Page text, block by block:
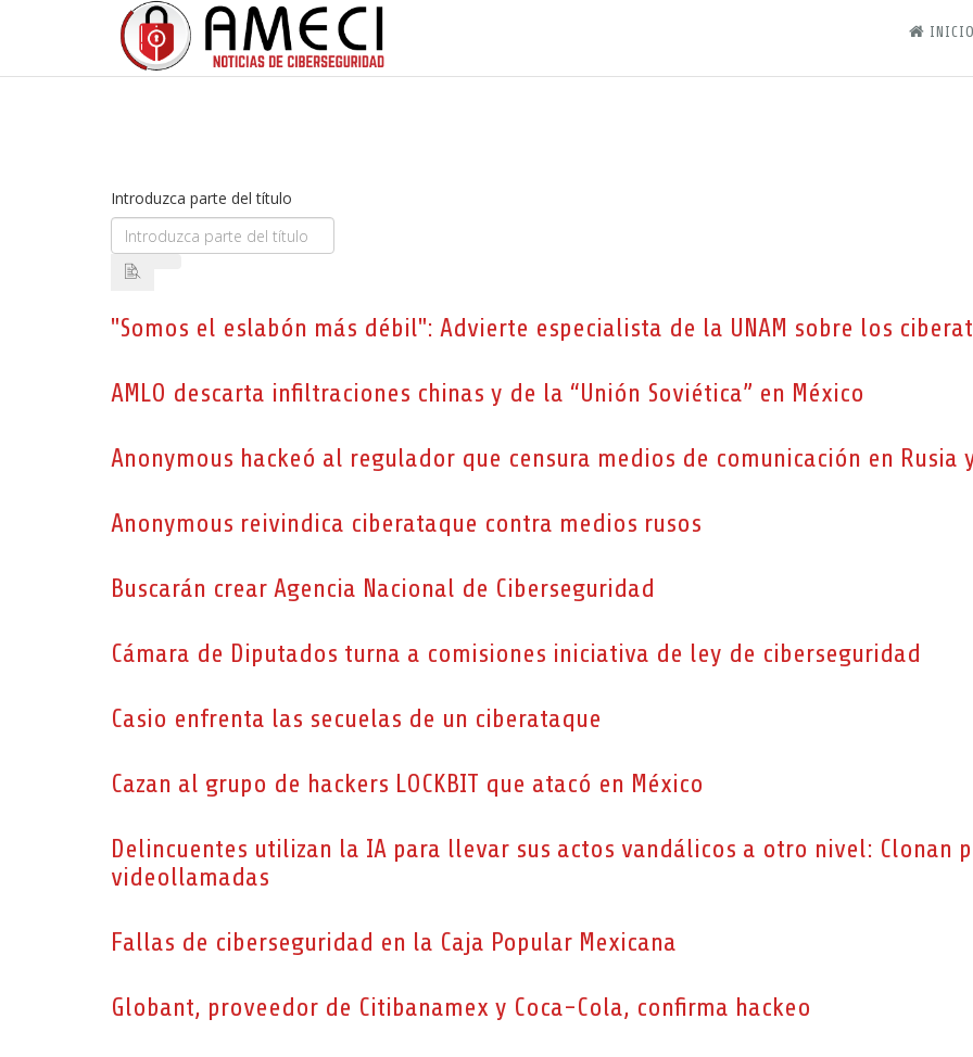
Introduzca parte del título
"Somos el eslabón más débil": Advierte especialista de la UNAM sobre los
AMLO descarta infiltraciones chinas y de la “Unión Soviética” en México
Anonymous hackeó al regulador que censura medios de comunicación en
Anonymous reivindica ciberataque contra medios rusos
Buscarán crear Agencia Nacional de Ciberseguridad
Cámara de Diputados turna a comisiones iniciativa de ley de ciberseguridad
Casio enfrenta las secuelas de un ciberataque
Cazan al grupo de hackers LOCKBIT que atacó en México
Delincuentes utilizan la IA para llevar sus actos vandálicos a otro nivel: Clonan
videollamadas
Fallas de ciberseguridad en la Caja Popular Mexicana
Globant, proveedor de Citibanamex y Coca-Cola, confirma hackeo